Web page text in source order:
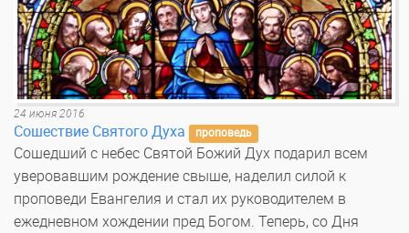
24 июня 2016
Сошествие Святого Духа проповедь
Сошедший с небес Святой Божий Дух подарил всем
уверовавшим рождение свыше, наделил силой к
проповеди Евангелия и стал их руководителем в
ежедневном хождении пред Богом. Теперь, со Дня